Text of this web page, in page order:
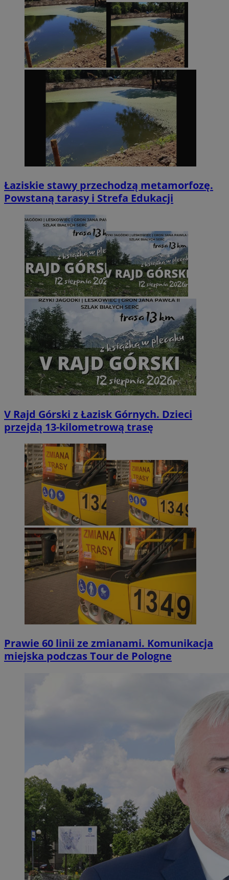
Łaziskie stawy przechodzą metamorfozę.
Powstaną tarasy i Strefa Edukacji
V Rajd Górski z Łazisk Górnych. Dzieci
przejdą 13-kilometrową trasę
Prawie 60 linii ze zmianami. Komunikacja
miejska podczas Tour de Pologne